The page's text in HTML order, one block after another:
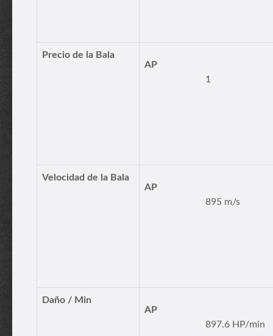
Precio de la Bala
AP
1
Velocidad de la Bala
AP
895 m/s
Daño / Min
AP
897.6 HP/min